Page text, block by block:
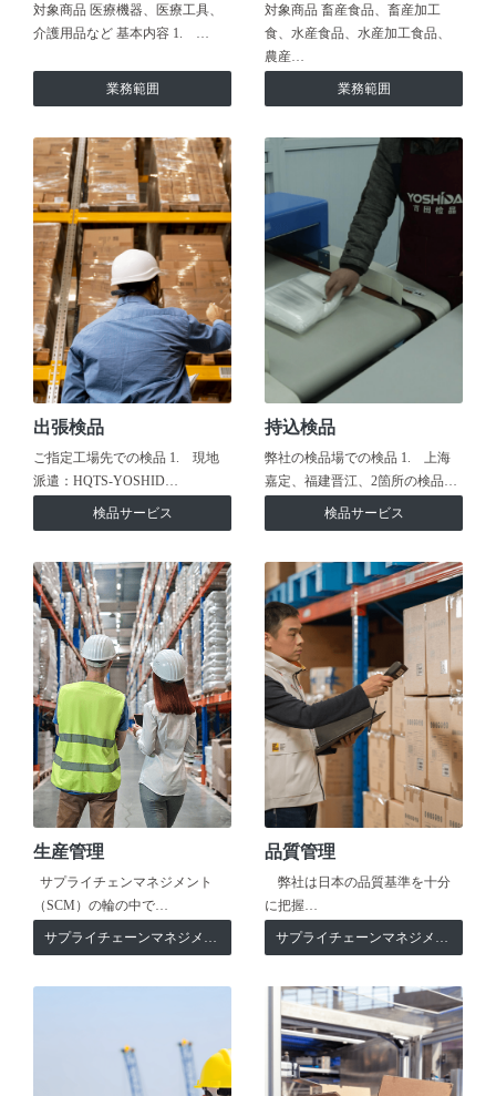
対象商品 医療機器、医療工具、
介護用品など 基本内容 1. …
業務範囲
対象商品 畜産食品、畜産加工
食、水産食品、水産加工食品、
農産…
業務範囲
出張検品
ご指定工場先での検品 1. 現地
派遣：HQTS-YOSHID…
検品サービス
持込検品
弊社の検品場での検品 1. 上海
嘉定、福建晋江、2箇所の検品…
検品サービス
生産管理
サプライチェンマネジメント
（SCM）の輪の中で…
サプライチェーンマネジメント
品質管理
弊社は日本の品質基準を十分
に把握…
サプライチェーンマネジメント